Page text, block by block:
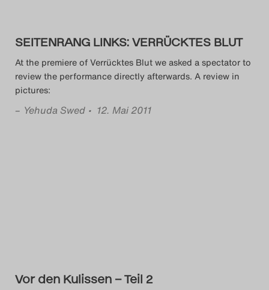
Das Theatertreffen-Blog
2023
Das Theatertreffen-Blog
2024
Nutzungsbedingungen
SEITENRANG LINKS: VERRÜCKTES BLUT
At the premiere of Verrücktes Blut we asked a spectator to
review the performance directly afterwards. A review in
pictures:
– Yehuda Swed • 12. Mai 2011
Vor den Kulissen – Teil 2